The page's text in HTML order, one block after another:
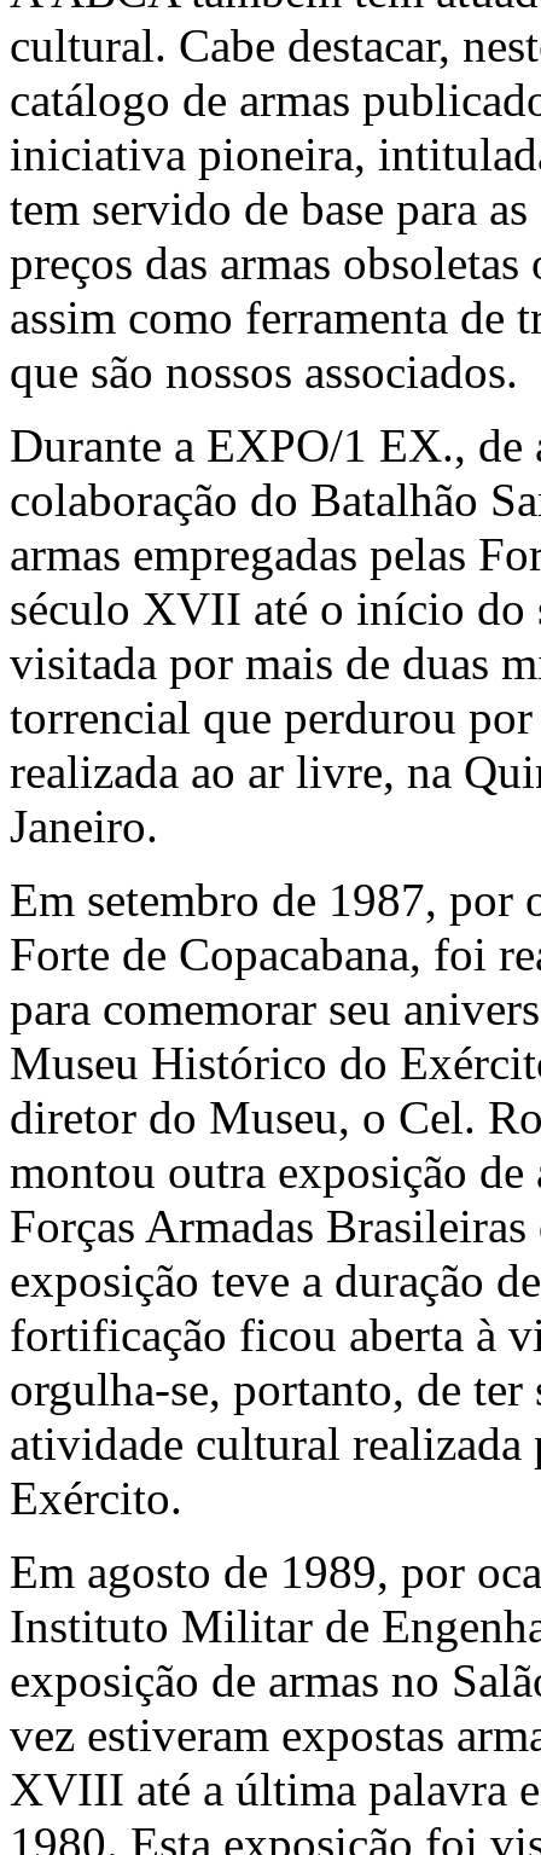
cultural. Cabe destacar,
catálogo de armas
iniciativa pioneira,
tem servido de base para
preços das armas
assim como ferramenta de
que são nossos associados.
Durante a EXPO/1 EX.,
colaboração do Batalhão
armas empregadas pelas
século XVII até o início do
visitada por mais de duas
torrencial que perdurou
realizada ao ar livre, na
Janeiro.
Em setembro de 1987, por
Forte de Copacabana, foi
para comemorar seu
Museu Histórico do
diretor do Museu, o Cel.
montou outra exposição de
Forças Armadas
exposição teve a duração
fortificação ficou aberta à
orgulha-se, portanto, de
atividade cultural
Exército.
Em agosto de 1989, por
Instituto Militar de
exposição de armas no
vez estiveram expostas
XVIII até a última palavra
1980. Esta exposição foi